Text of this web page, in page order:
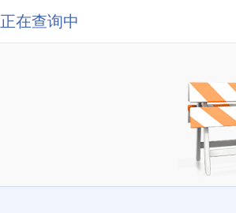
正在查询中